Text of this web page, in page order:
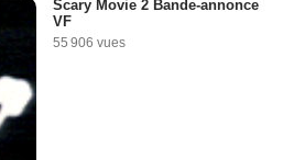
Scary Movie 2 Bande-annonce
VF
55 906 vues